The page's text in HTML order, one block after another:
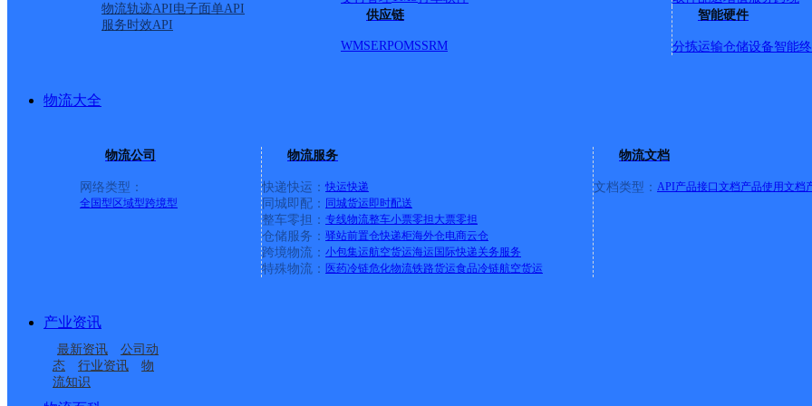
物流轨迹API电子面单API
服务时效API
供应链
WMSERPOMSSRM
智能硬件
分拣运输仓储设备智能
物流大全
物流公司
网络类型：
全国型 区域型跨境型
物流服务
快递快运： 快运快递
同城即配： 同城货运即时配送
整车零担： 专线物流整车小票零担大票零担
仓储服务： 驿站前置仓快递柜海外仓电商云仓
跨境物流： 小包集运航空货运海运 国际快递关务服务
特殊物流： 医药冷链危化物流铁路货运食品冷链航空货运
物流文档
文档类型： API产品接口文档产品使用文档
产业资讯
最新资讯
公司动
态
行业资讯
物
流知识
唐山丰润区沙流河镇营业部
地址：河北省唐山市丰润区102国道附近德邦物流(沙流河德邦物流营业部)()
遵化市地北头镇合作点ID14462
更多号码地址：河北省唐山市遵化市地北头镇地北头中学西行300米道南
唐山路北区韩城镇营业部
地址：韩城镇韩西路西侧
派送范围:-详情
丰润区石各庄镇合作点ID13116